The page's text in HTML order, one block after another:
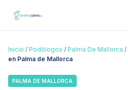
Inicio / Podólogos / Palma De Mallorca /
en Palma de Mallorca
PALMA DE MALLORCA